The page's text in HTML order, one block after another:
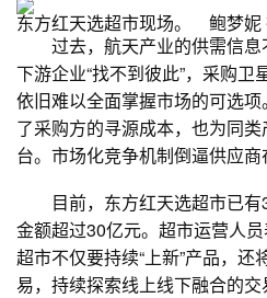
东方红天选超市现场。 鲍梦妮
过去，航天产业的供需信息
下游企业“找不到彼此”，采购
依旧难以全面掌握市场的可选
了采购方的寻源成本，也为同
台。市场化竞争机制倒逼供应商
目前，东方红天选超市已有
金额超过30亿元。超市运营人
超市不仅要持续“上新”产品，还
易，持续探索线上线下融合的交